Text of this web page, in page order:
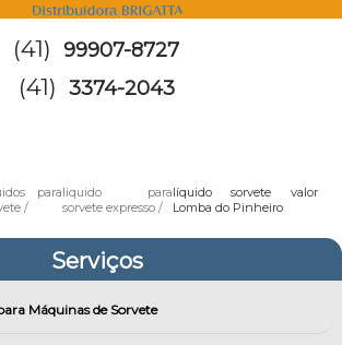
(41) 99907-8727
(41) 3374-2043
paraliquido para
sorvete expresso
líquido sorvete valor
Lomba do Pinheiro
Serviços
Máquinas de Sorvete